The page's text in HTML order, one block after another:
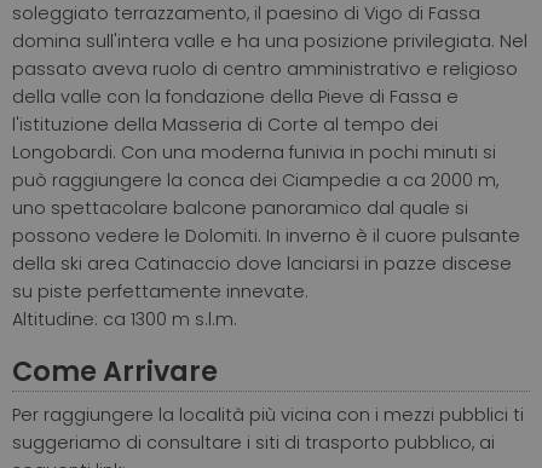
soleggiato terrazzamento, il paesino di Vigo di Fassa
domina sull'intera valle e ha una posizione privilegiata. Nel
passato aveva ruolo di centro amministrativo e religioso
della valle con la fondazione della Pieve di Fassa e
l'istituzione della Masseria di Corte al tempo dei
Longobardi. Con una moderna funivia in pochi minuti si
può raggiungere la conca dei Ciampedie a ca 2000 m,
uno spettacolare balcone panoramico dal quale si
possono vedere le Dolomiti. In inverno è il cuore pulsante
della ski area Catinaccio dove lanciarsi in pazze discese
su piste perfettamente innevate.
Altitudine: ca 1300 m s.l.m.
Come Arrivare
Per raggiungere la località più vicina con i mezzi pubblici ti
suggeriamo di consultare i siti di trasporto pubblico, ai